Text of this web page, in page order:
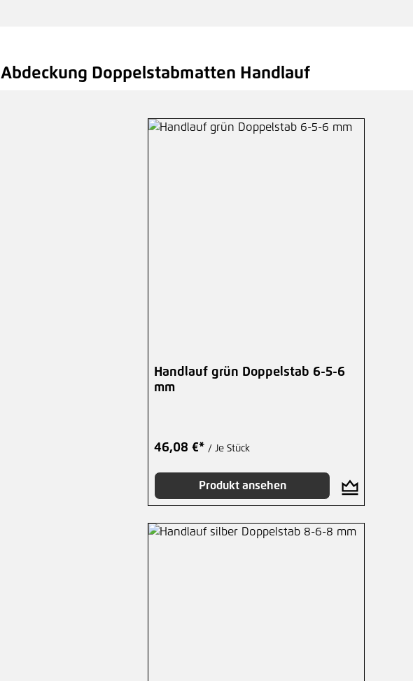
Abdeckung Doppelstabmatten Handlauf
Handlauf grün Doppelstab 6-5-6
mm
46,08 €* / Je Stück
Produkt ansehen